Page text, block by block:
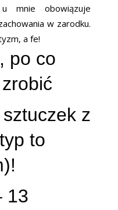
mnie obowiązuje
w zarodku.
a fe!
po co
z
to
13